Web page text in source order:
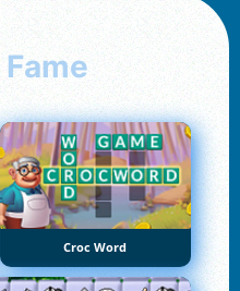
Fame
Croc Word